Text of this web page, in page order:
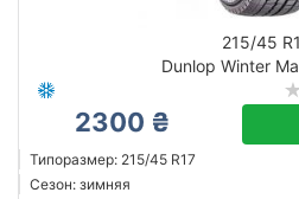
215/45
Dunlop Winter
2300 ₴
Типоразмер: 215/45 R17
Сезон: зимняя